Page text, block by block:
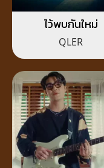
ไว้พบกันใหม่
QLER